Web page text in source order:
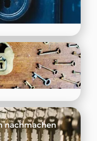
nachmachen